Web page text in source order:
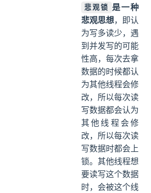
悲观锁
是一种
悲观思想，即认
为写多读少，遇
到并发写的可能
性高，每次去拿
数据的时候都认
为其他线程会修
改，所以每次读
写数据都会认为
其他线程会修
改，所以每次读
写数据时都会上
锁。其他线程想
要读写这个数据
时，会被这个线